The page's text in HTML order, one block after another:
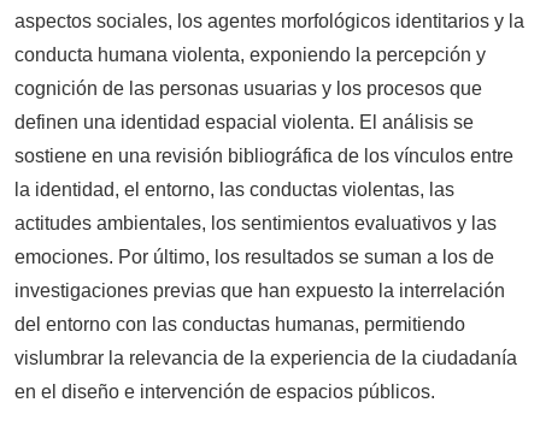
aspectos sociales, los agentes morfológicos identitarios y la
conducta humana violenta, exponiendo la percepción y
cognición de las personas usuarias y los procesos que
definen una identidad espacial violenta. El análisis se
sostiene en una revisión bibliográfica de los vínculos entre
la identidad, el entorno, las conductas violentas, las
actitudes ambientales, los sentimientos evaluativos y las
emociones. Por último, los resultados se suman a los de
investigaciones previas que han expuesto la interrelación
del entorno con las conductas humanas, permitiendo
vislumbrar la relevancia de la experiencia de la ciudadanía
en el diseño e intervención de espacios públicos.